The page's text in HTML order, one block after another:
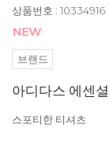
상품번호 : 10334916
브랜드
아디다스 에센
스포티한 티셔츠